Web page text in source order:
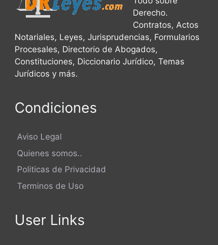
Derecho.
Contratos, Actos
Notariales, Leyes, Jurisprudencias, Formularios
Procesales, Directorio de Abogados,
Constituciones, Diccionario Jurídico, Temas
Jurídicos y más.
Condiciones
Aviso Legal
Quienes somos..
Politicas de Privacidad
Terminos de Uso
User Links